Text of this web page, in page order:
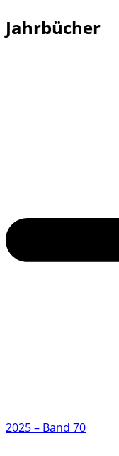
Jahrbücher
2025 – Band 70